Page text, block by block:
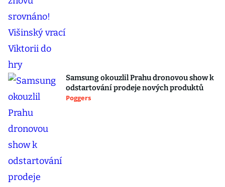
Samsung okouzlil Prahu dronovou show k
odstartování prodeje nových produktů
Poggers